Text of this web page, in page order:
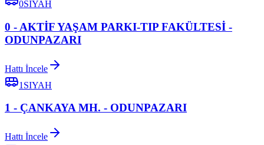
0SIYAH
0 - AKTİF YAŞAM PARKI-TIP FAKÜLTESİ -
ODUNPAZARI
Hattı İncele
1SIYAH
1 - ÇANKAYA MH. - ODUNPAZARI
Hattı İncele